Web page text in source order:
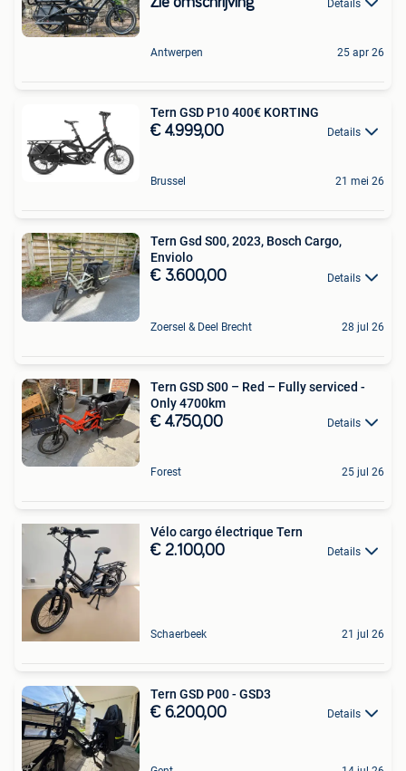
Details
Antwerpen 25 apr 26
Tern GSD P10 400€ KORTING
€ 4.999,00 Details
Brussel 21 mei 26
Tern Gsd S00, 2023, Bosch Cargo,
Enviolo
€ 3.600,00 Details
Zoersel & Deel Brecht 28 jul 26
Tern GSD S00 – Red – Fully serviced -
Only 4700km
€ 4.750,00 Details
Forest 25 jul 26
Vélo cargo électrique Tern
€ 2.100,00 Details
Schaerbeek 21 jul 26
Tern GSD P00 - GSD3
€ 6.200,00 Details